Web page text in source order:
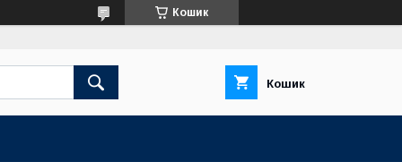
Кошик
Кошик